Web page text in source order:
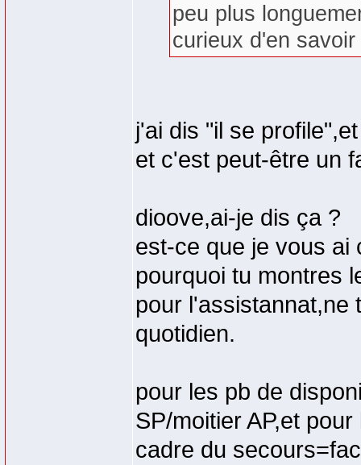
peu plus
curieux d'en
j'ai dis "il se
et c'est peut-être un
dioove,ai-je dis ça ?
est-ce que je vous ai
pourquoi tu montres
pour l'assistannat,ne
quotidien.
pour les pb de
SP/moitier AP,et
cadre du